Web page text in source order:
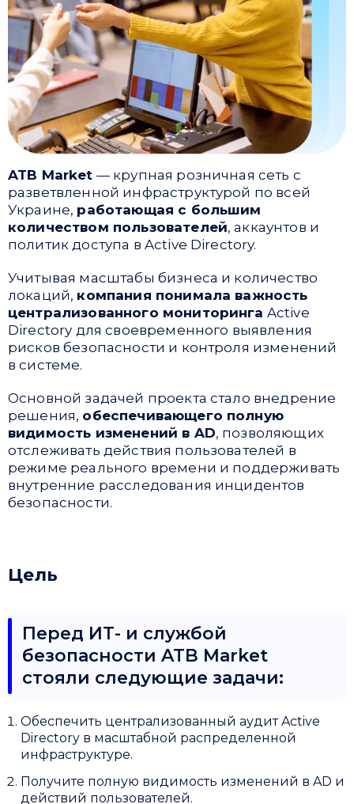
ATB Market — крупная розничная сеть с
разветвленной инфраструктурой по всей
Украине, работающая с большим
количеством пользователей, аккаунтов и
политик доступа в Active Directory.
Учитывая масштабы бизнеса и количество
локаций, компания понимала важность
централизованного мониторинга Active
Directory для своевременного выявления
рисков безопасности и контроля изменений
в системе.
Основной задачей проекта стало внедрение
решения, обеспечивающего полную
видимость изменений в AD, позволяющих
отслеживать действия пользователей в
режиме реального времени и поддерживать
внутренние расследования инцидентов
безопасности.
Цель
Перед ИТ- и службой
безопасности ATB Market
стояли следующие задачи:
Обеспечить централизованный аудит Active
Directory в масштабной распределенной
инфраструктуре.
Получите полную видимость изменений в AD и
действий пользователей.